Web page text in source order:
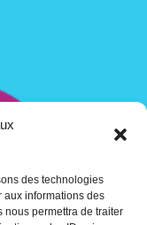
des technologies
aux informations des
nous permettra de traiter